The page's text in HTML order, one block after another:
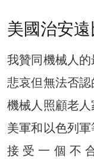
美國治安
我贊同機械人
悲哀但無法否
機械人照顧老
美軍和以色列
接受一個不